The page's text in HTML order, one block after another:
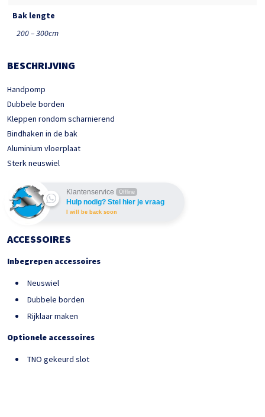
Bak lengte
200 – 300cm
BESCHRIJVING
Handpomp
Dubbele borden
Kleppen rondom scharnierend
Bindhaken in de bak
Aluminium vloerplaat
Sterk neuswiel
Klantenservice Offline
Hulp nodig? Stel hier je vraag
I will be back soon
ACCESSOIRES
Inbegrepen accessoires
Neuswiel
Dubbele borden
Rijklaar maken
Optionele accessoires
TNO gekeurd slot